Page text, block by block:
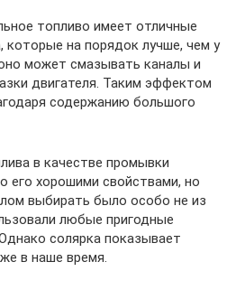
топливо имеет отличные
на порядок лучше, чем у
может смазывать каналы и
двигателя. Таким эффектом
содержанию большого
в качестве промывки
его хорошими свойствами, но
выбирать было особо не из
любые пригодные
солярка показывает
в наше время.